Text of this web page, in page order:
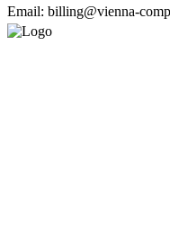
Email: billing@vienna-